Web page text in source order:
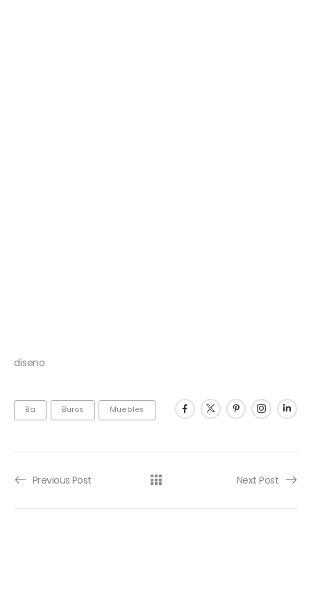
diseno
Ba Buros Muebles
Previous Post Next Post